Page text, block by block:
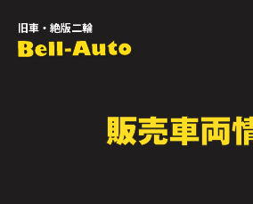
旧車・絶版二輪